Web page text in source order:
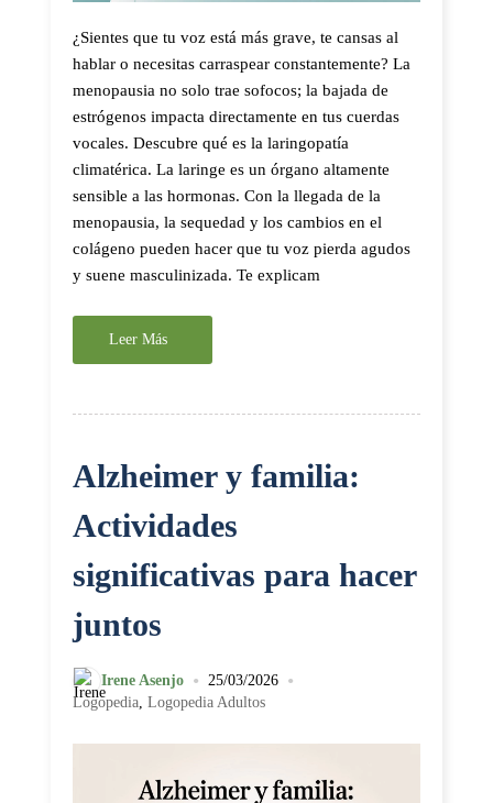
¿Sientes que tu voz está más grave, te cansas al
hablar o necesitas carraspear constantemente? La
menopausia no solo trae sofocos; la bajada de
estrógenos impacta directamente en tus cuerdas
vocales. Descubre qué es la laringopatía
climatérica. La laringe es un órgano altamente
sensible a las hormonas. Con la llegada de la
menopausia, la sequedad y los cambios en el
colágeno pueden hacer que tu voz pierda agudos
y suene masculinizada. Te explicam
Leer Más
Alzheimer y familia:
Actividades
significativas para hacer
juntos
Irene Asenjo • 25/03/2026 •
Logopedia, Logopedia Adultos